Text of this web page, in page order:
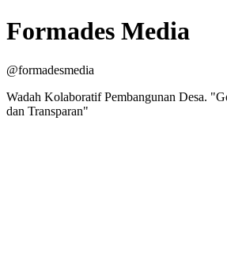
Formades Media
@formadesmedia
Wadah Kolaboratif Pembangunan Desa.
dan Transparan"